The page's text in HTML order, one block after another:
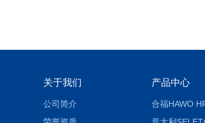
关于我们
公司简介
产品中心